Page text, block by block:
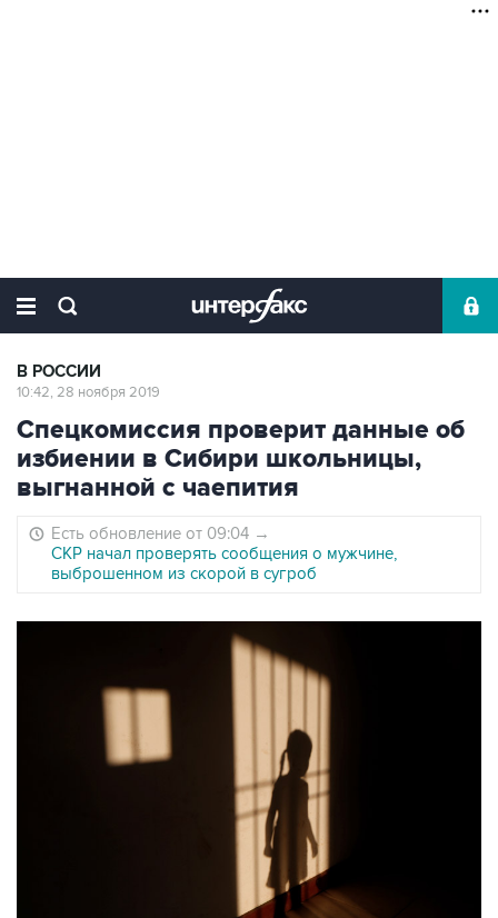
В РОССИИ
10:42, 28 ноября 2019
Спецкомиссия проверит данные об
избиении в Сибири школьницы,
выгнанной с чаепития
Есть обновление от 09:04 →
СКР начал проверять сообщения о мужчине,
выброшенном из скорой в сугроб